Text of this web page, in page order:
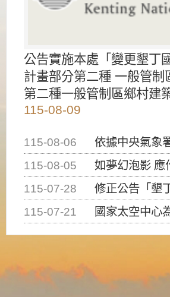
公告實施本處「變更墾丁
計畫部分第二種 一般管制
第二種一般管制區鄉村建
115-08-09
115-08-06
依據中央氣象署資料顯示，白海豚颱風持續接近臺
115-08-05
如夢幻泡影 應
115-07-28
修正公告「墾丁國家公園限制水域遊憩活動之
115-07-21
國家太空中心為辦理2026台灣盃火箭競賽，陸、海、